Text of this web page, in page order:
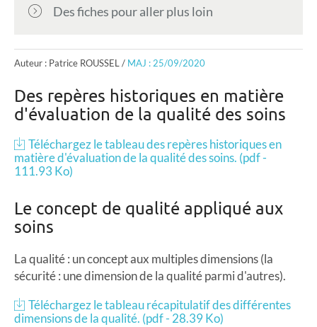
Des fiches pour aller plus loin
Auteur : Patrice ROUSSEL / MAJ : 25/09/2020
Des repères historiques en matière
d'évaluation de la qualité des soins
Téléchargez le tableau des repères historiques en
matière d'évaluation de la qualité des soins. (pdf -
111.93 Ko)
Le concept de qualité appliqué aux
soins
La qualité : un concept aux multiples dimensions (la
sécurité : une dimension de la qualité parmi d'autres).
Téléchargez le tableau récapitulatif des différentes
dimensions de la qualité. (pdf - 28.39 Ko)